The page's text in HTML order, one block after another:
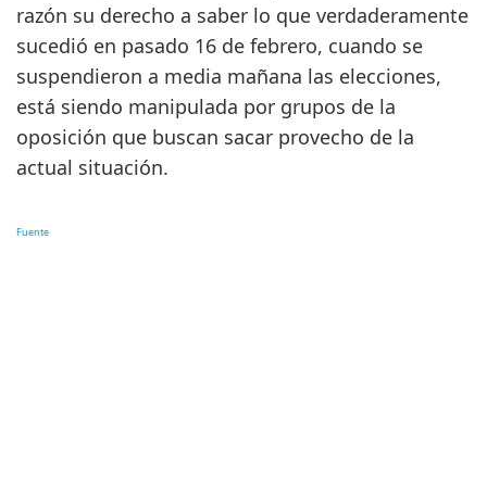
razón su derecho a saber lo que verdaderamente
sucedió en pasado 16 de febrero, cuando se
suspendieron a media mañana las elecciones,
está siendo manipulada por grupos de la
oposición que buscan sacar provecho de la
actual situación.
Fuente